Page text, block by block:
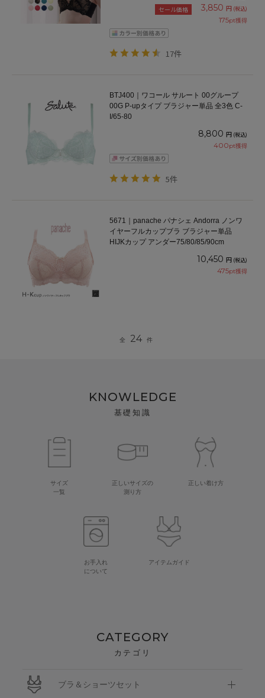
セール価格 3,850 円 (税込)
175pt獲得
17件
BTJ400｜ワコール サルート 00グループ
00G P-upタイプ ブラジャー単品 全3色 C-
I/65-80
8,800 円 (税込)
400pt獲得
5件
5671｜panache パナシェ Andorra ノンワ
イヤーフルカップブラ ブラジャー単品
HIJKカップ アンダー75/80/85/90cm
10,450 円 (税込)
475pt獲得
全 24 件
KNOWLEDGE
基礎知識
サイズ
一覧
正しいサイズの
測り方
正しい着け方
お手入れ
について
アイテムガイド
CATEGORY
カテゴリ
ブラ＆ショーツセット